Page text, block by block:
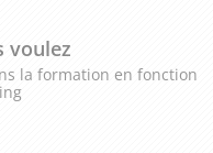
voulez
la formation en fonction